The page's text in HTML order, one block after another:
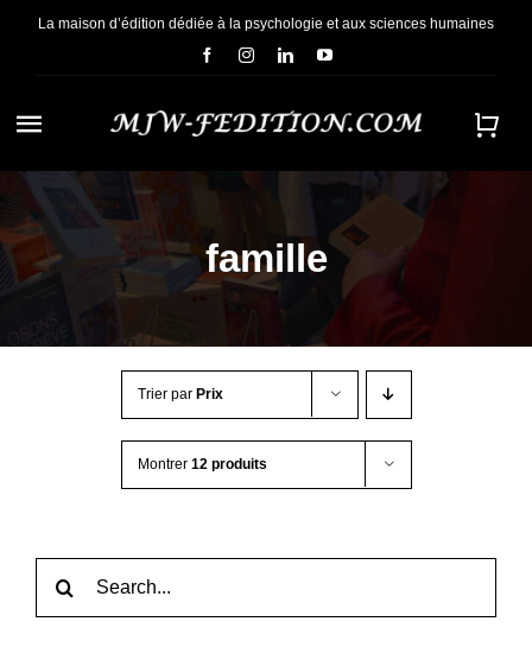
PasserLa maison d’édition dédiée à la psychologie et aux sciences humaines
Navigation
à
bascule
ACCUEIL
NOUS CONNAÎTREfamille
Trier par Prix
Montrer 12 produits